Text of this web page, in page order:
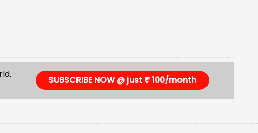
SUBSCRIBE NOW @ just ₹ 100/month